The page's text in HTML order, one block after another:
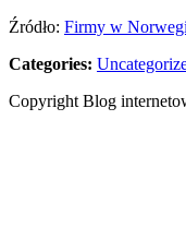
Źródło: Firmy w
Categories:
Copyright Blog